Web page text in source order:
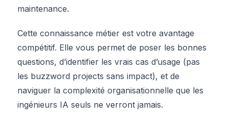
maintenance.
Cette connaissance métier est votre avantage
compétitif. Elle vous permet de poser les bonnes
questions, d’identifier les vrais cas d’usage (pas
les buzzword projects sans impact), et de
naviguer la complexité organisationnelle que les
ingénieurs IA seuls ne verront jamais.